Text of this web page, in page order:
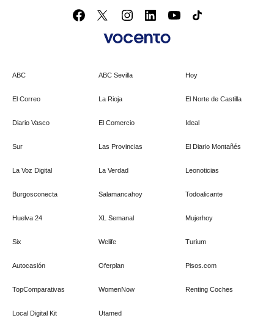
ABC ABC Sevilla Hoy
El Correo La Rioja El Norte de Castilla
Diario Vasco El Comercio Ideal
Sur Las Provincias El Diario Montañés
La Voz Digital La Verdad Leonoticias
Burgosconecta Salamancahoy Todoalicante
Huelva 24 XL Semanal Mujerhoy
Six Welife Turium
Autocasión Oferplan Pisos.com
TopComparativas WomenNow Renting Coches
Local Digital Kit Utamed